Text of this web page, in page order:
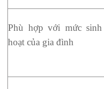
Phù hợp với mức sinh
hoạt của gia đình